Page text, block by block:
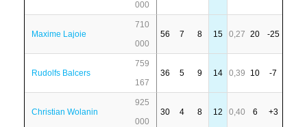
000
Maxime Lajoie
710
000
56 7 8 15 0,27 20 -25
Rudolfs Balcers
759
167
36 5 9 14 0,39 10 -7
Christian Wolanin
925
000
30 4 8 12 0,40 6 +3